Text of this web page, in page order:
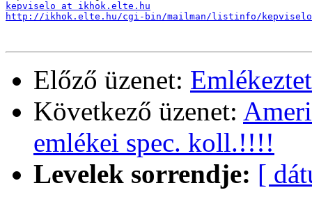
kepviselo at ikhok.elte.hu
http://ikhok.elte.hu/cgi-bin/mailman/listinfo/kepviselo
Előző üzenet:
Következő üzenet:
emlékei spec. koll.!!!!
Levelek sorrendje: [